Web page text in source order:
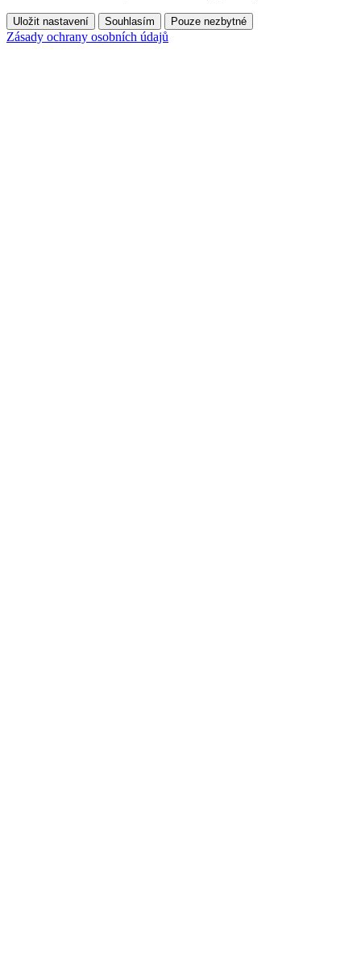
Uložit nastavení Souhlasím Pouze nezbytné
Zásady ochrany osobních údajů